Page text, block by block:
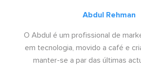
Abdul Rehman
O Abdul é um profissional de
em tecnologia, movido a café e
manter-se a par das últimas